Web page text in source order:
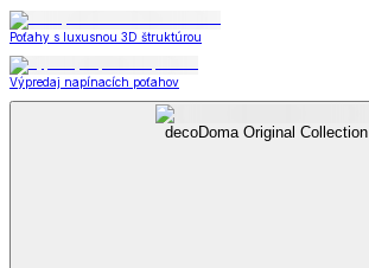
Poťahy s luxusnou 3D štruktúrou
Výpredaj napínacích poťahov
decoDoma Original Collection